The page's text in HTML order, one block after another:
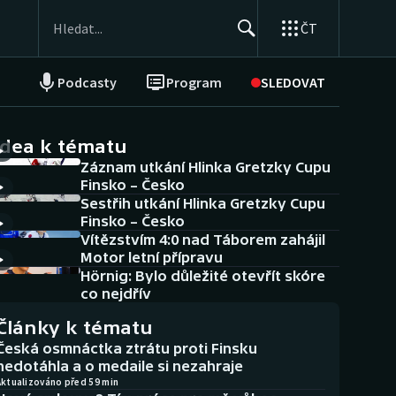
ČT
Podcasty Program SLEDOVAT
NEPŘEHLÉDNĚTE
Historické návraty
Aplikace ČT sport
AZ kvíz
k tématu
Záznam utkání Hlinka Gretzky Cupu
Finsko – Česko
Sestřih utkání Hlinka Gretzky Cupu
Finsko – Česko
Vítězstvím 4:0 nad Táborem zahájil
Motor letní přípravu
Hörnig: Bylo důležité otevřít skóre
co nejdřív
k tématu
osmnáctka ztrátu proti Finsku
a o medaile si nezahraje
před 59 min